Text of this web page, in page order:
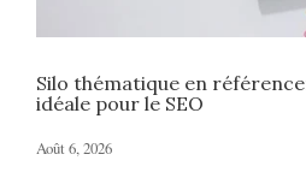
Silo thématique en
idéale pour le SEO
Août 6, 2026